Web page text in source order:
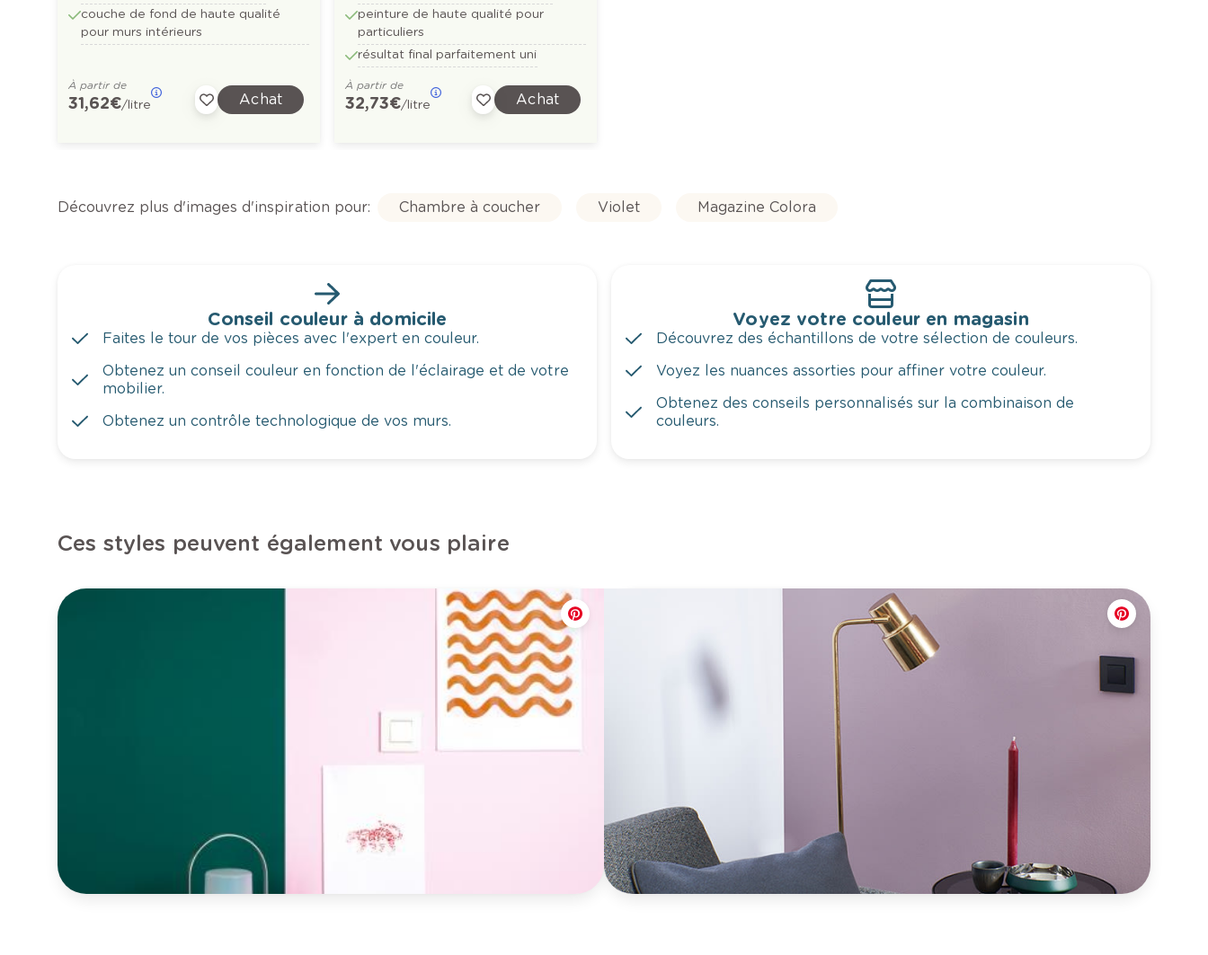
couche de fond de haute qualité
pour murs intérieurs
À partir de
31,62 €/litre Achat
peinture de haute qualité pour
particuliers
résultat final parfaitement uni
À partir de
32,73 €/litre Achat
Découvrez plus d'images d'inspiration pour: Chambre à coucher Violet Magazine Colora
Conseil couleur à domicile
Faites le tour de vos pièces avec l'expert en couleur.
Obtenez un conseil couleur en fonction de l'éclairage et de votre
mobilier.
Obtenez un contrôle technologique de vos murs.
Voyez votre couleur en magasin
Découvrez des échantillons de votre sélection de couleurs.
Voyez les nuances assorties pour affiner votre couleur.
Obtenez des conseils personnalisés sur la combinaison de
couleurs.
Ces styles peuvent également vous plaire